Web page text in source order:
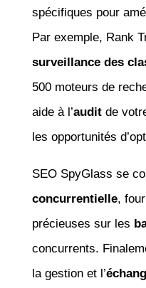
spécifiques pour
Par exemple, Rank
surveillance des
500 moteurs de
aide à l’auditde
les opportunités
SEO SpyGlass se
concurrentielle,
précieuses sur les
concurrents.
la gestion et l’